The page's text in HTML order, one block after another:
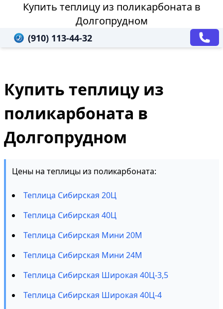
Купить теплицу из поликарбоната в
Долгопрудном
(910) 113-44-32
Купить теплицу из
поликарбоната в
Долгопрудном
Цены на теплицы из поликарбоната:
Теплица Сибирская 20Ц
Теплица Сибирская 40Ц
Теплица Сибирская Мини 20М
Теплица Сибирская Мини 24М
Теплица Сибирская Широкая 40Ц-3,5
Теплица Сибирская Широкая 40Ц-4